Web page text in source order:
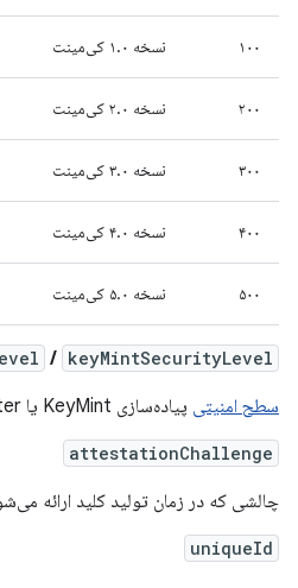
۱۰۰ نسخه ۱.۰ کی‌مینت
۲۰۰ نسخه ۲.۰ کی‌مینت
۳۰۰ نسخه ۳.۰ کی‌مینت
۴۰۰ نسخه ۴.۰ کی‌مینت
۵۰۰ نسخه ۵.۰ کی‌مینت
/ keyMintSecurityLevel
سطح امنیتی پیاده‌سازی KeyMint یا Keymaster.
attestationChallenge
چالشی که در زمان تولید کلید ارائه
uniqueId